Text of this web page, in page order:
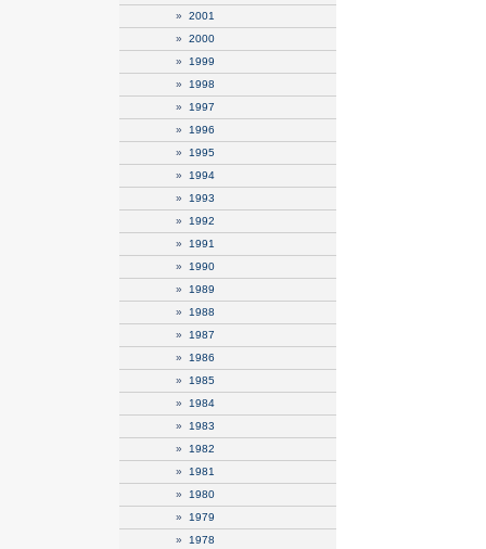
» 2001
» 2000
» 1999
» 1998
» 1997
» 1996
» 1995
» 1994
» 1993
» 1992
» 1991
» 1990
» 1989
» 1988
» 1987
» 1986
» 1985
» 1984
» 1983
» 1982
» 1981
» 1980
» 1979
» 1978